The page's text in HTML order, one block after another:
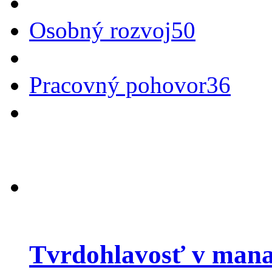
Osobný rozvoj50
Pracovný pohovor36
Tvrdohlavosť v